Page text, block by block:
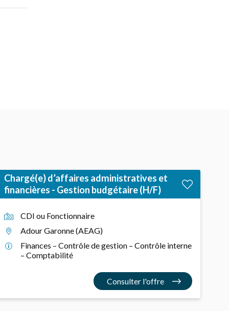
Chargé(e) d’affaires administratives et
financières - Gestion budgétaire (H/F)
CDI ou Fonctionnaire
Adour Garonne (AEAG)
Finances – Contrôle de gestion – Contrôle interne
– Comptabilité
Consulter l'offre